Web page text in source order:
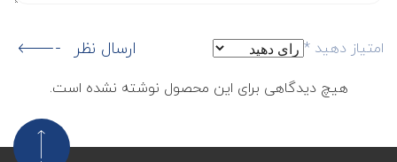
امتیاز دهید * ارسال نظر
هیچ دیدگاهی برای این محصول نوشته نشده است.